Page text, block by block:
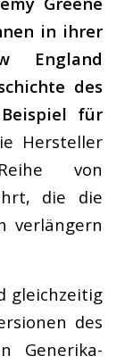
in ihrer
England
des
für
Hersteller
von
die die
verlängern
gleichzeitig
des
Generika-